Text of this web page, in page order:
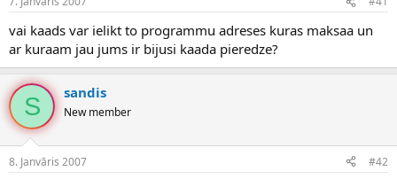
u
z
s
ā
c
ē
j
s
u
m
s
vai kaads var ielikt to programmu adreses kuras maksaa un
ar kuraam jau jums ir bijusi kaada pieredze?
S sandis
New member
8. Janvāris 2007 #42